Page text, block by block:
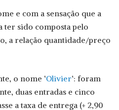
e com a sensação que a
sido composta pelo
a relação quantidade/preço
o nome ‘Olivier‘: foram
duas entradas e cinco
a taxa de entrega (+ 2,90